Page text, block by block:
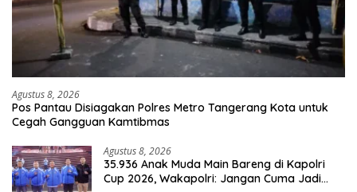
Agustus 8, 2026
Pos Pantau Disiagakan Polres Metro Tangerang Kota untuk
Cegah Gangguan Kamtibmas
Agustus 8, 2026
35.936 Anak Muda Main Bareng di Kapolri
Cup 2026, Wakapolri: Jangan Cuma Jadi